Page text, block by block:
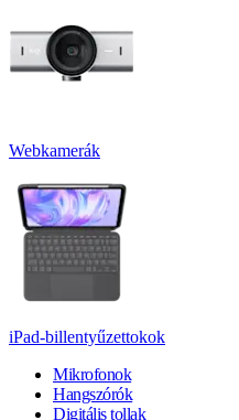
Webkamerák
iPad-billentyűzettokok
Mikrofonok
Hangszórók
Digitális tollak